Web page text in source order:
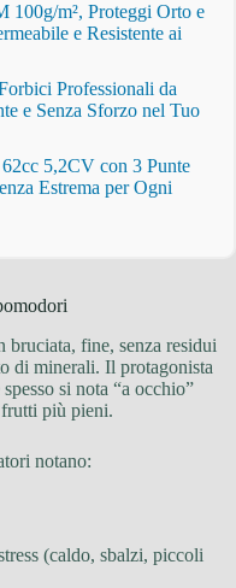
100g/m², Proteggi Orto e
e Resistente ai
Professionali da
e Senza Sforzo nel Tuo
5,2CV con 3 Punte
Estrema per Ogni
bruciata, fine, senza residui
di minerali. Il protagonista
si nota “a occhio”
più pieni.
notano:
(caldo, sbalzi, piccoli